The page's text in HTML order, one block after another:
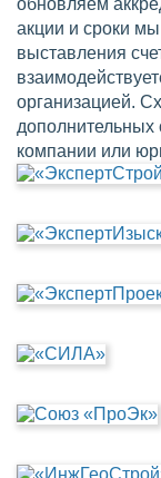
обновляем
акции и сроки
выставления
организацией.
дополнительных
компании или